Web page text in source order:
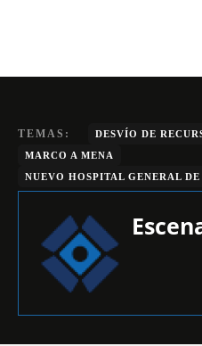
TEMAS: DESVÍO DE
MARCO A MENA
NUEVO HOSPITAL GENERAL